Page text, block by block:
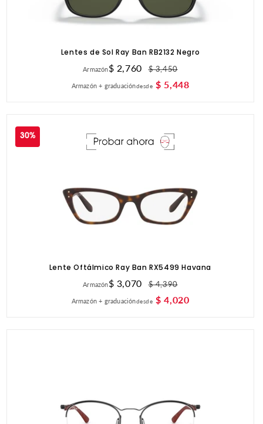
Lentes de Sol Ray Ban RB2132 Negro
ArmazónPrecio
de
$ 2,760
Precio
habitual
$ 3,450
Armazón + graduacióndesde $ 5,448
30%
Lente Oftálmico Ray Ban RX5499 Havana
ArmazónPrecio
de
$ 3,070
Precio
habitual
$ 4,390
Armazón + graduacióndesde $ 4,020